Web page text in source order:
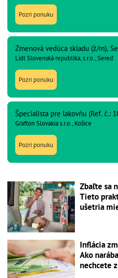
Pozri ponuku
Zmenová vedúca skladu (ž/m),
Lidl Slovenská republika, s.r.o., Sereď
Pozri ponuku
Špecialista pre lakovňu (Ref. č.:
Grafton Slovakia s.r.o., Košice
Pozri ponuku
Zbaľte sa
Tieto
ušetria
Inflácia
Ako
nechcete